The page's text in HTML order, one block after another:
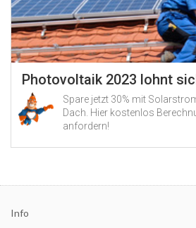
Info